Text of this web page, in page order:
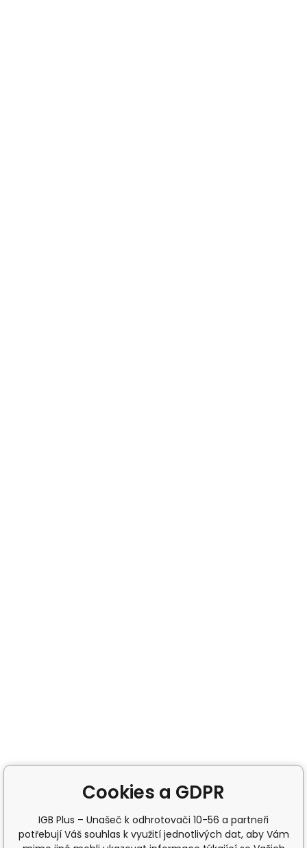
Cookies a GDPR
IGB Plus – Unašeč k odhrotovači 10-56 a partneři
potřebují Váš souhlas k využití jednotlivých dat, aby Vám